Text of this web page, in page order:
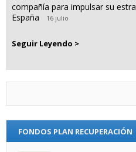
compañía para impulsar su
España
16 julio
Seguir Leyendo >
FONDOS PLAN RECUPERACIÓN